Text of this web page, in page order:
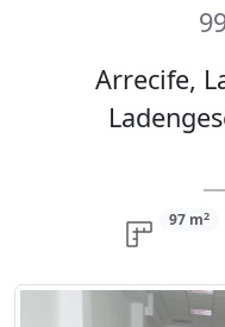
Arrecife,
97 m2